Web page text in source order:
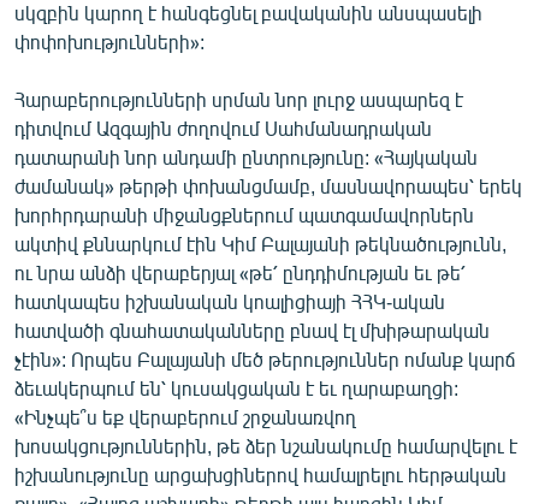
ՄԻՋԱԶԳԱՅԻՆ
ՄՇԱԿՈՒՅԹ
ՍՊՈՐՏ
ՄԵԿՆԱԲԱՆՈՒԹՅՈՒՆ
ՏՏ ԵՒ ԻՆՏԵՐՆԵՏ
ԿՈՐՈՆԱՎԻՐՈՒՍ
ԱՐԽԻՎ
ՏԵՍԱՆՅՈՒԹԵՐ
ԲԱՆԱՎԵՃ
ՁԳՏԵԼՈՎ ԼԱՎԱԳՈՒՅՆԻՆ
ՓՈԴՔԱՍԹ
սկզբին կարող է հանգեցնել բավականին անսպասելի
փոփոխությունների»:
Հարաբերությունների սրման նոր լուրջ ասպարեզ է
դիտվում Ազգային ժողովում Սահմանադրական
դատարանի նոր անդամի ընտրությունը: «Հայկական
ժամանակ» թերթի փոխանցմամբ, մասնավորապես՝ երեկ
խորհրդարանի միջանցքներում պատգամավորներն
ակտիվ քննարկում էին Կիմ Բալայանի թեկնածությունն,
ու նրա անձի վերաբերյալ «թե՛ ընդդիմության եւ թե՛
հատկապես իշխանական կոալիցիայի ՀՀԿ-ական
հատվածի գնահատականները բնավ էլ մխիթարական
չէին»: Որպես Բալայանի մեծ թերություններ ոմանք կարճ
ձեւակերպում են՝ կուսակցական է եւ ղարաբաղցի:
«Ինչպե՞ս եք վերաբերում շրջանառվող
խոսակցություններին, թե ձեր նշանակումը համարվելու է
իշխանությունը արցախցիներով համալրելու հերթական